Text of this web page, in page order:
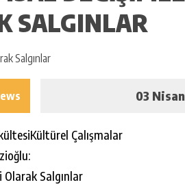
DURMAYA DAVET EDİYORUZ”
SALGINLAR
03
Kültürel Çalışmalar
Olarak Salgınlar